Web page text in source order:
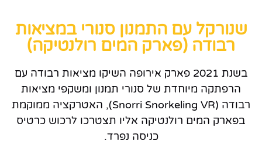
שנורקל עם התמנון סנורי במציאות
רבודה (פארק המים רולנטיקה)
בשנת 2021 פארק אירופה השיקו מציאות רבודה עם
הרפתקה מיוחדת של סנורי תמנון ומשקפי מציאות
רבודה (Snorri Snorkeling VR), האטרקציה ממוקמת
בפארק המים רולנטיקה אליו תצטרכו לרכוש כרטיס
כניסה נפרד.